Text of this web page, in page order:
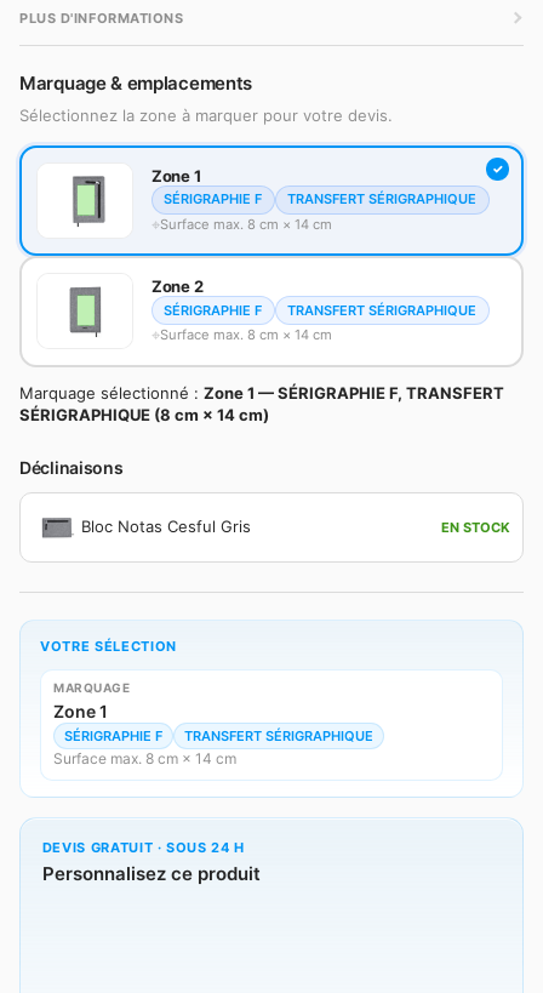
PLUS D'INFORMATIONS
Marquage & emplacements
Sélectionnez la zone à marquer pour votre devis.
Zone 1
SÉRIGRAPHIE F
TRANSFERT SÉRIGRAPHIQUE
Surface max. 8 cm × 14 cm
Zone 2
SÉRIGRAPHIE F
TRANSFERT SÉRIGRAPHIQUE
Surface max. 8 cm × 14 cm
Marquage sélectionné : Zone 1 — SÉRIGRAPHIE F, TRANSFERT
SÉRIGRAPHIQUE (8 cm × 14 cm)
Déclinaisons
Bloc Notas Cesful Gris EN STOCK
VOTRE SÉLECTION
MARQUAGE
Zone 1
SÉRIGRAPHIE F TRANSFERT SÉRIGRAPHIQUE
Surface max. 8 cm × 14 cm
DEVIS GRATUIT · SOUS 24 H
Personnalisez ce produit